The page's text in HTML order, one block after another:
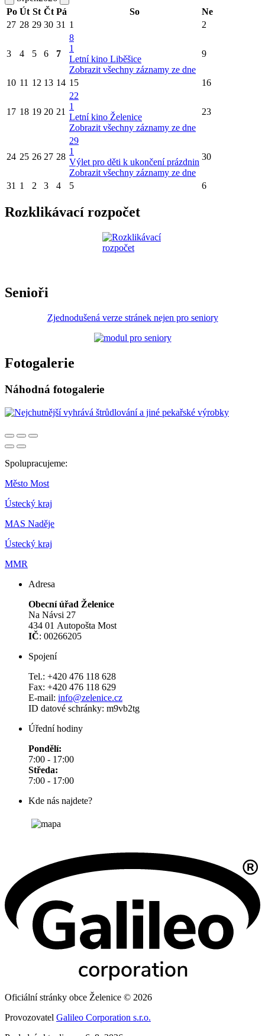
Po Út St Čt Pá So
Ne
27 28 29 30 31 1 2
3 4 5 6 7
8
1
Letní kino Liběšice
Zobrazit všechny záznamy ze dne
9
10 11 12 13 14 15 16
17 18 19 20 21
22
1
Letní kino Želenice
Zobrazit všechny záznamy ze dne
23
24 25 26 27 28
29
1
Výlet pro děti k ukončení prázdnin
Zobrazit všechny záznamy ze dne
30
31 1 2 3 4 5 6
Rozklikávací rozpočet
Senioři
Zjednodušená verze stránek nejen pro seniory
Fotogalerie
Náhodná fotogalerie
Spolupracujeme:
Město Most
Ústecký kraj
MAS Naděje
Ústecký kraj
MMR
Adresa
Obecní úřad Želenice
Na Návsi 27
434 01 Autopošta Most
IČ: 00266205
Spojení
Tel.: +420 476 118 628
Fax: +420 476 118 629
E-mail: info@zelenice.cz
ID datové schránky: m9vb2tg
Úřední hodiny
Pondělí:
7:00 - 17:00
Středa:
7:00 - 17:00
Kde nás najdete?
Oficiální stránky obce Želenice © 2026
Provozovatel Galileo Corporation s.r.o.